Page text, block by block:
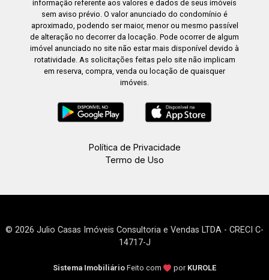
informação referente aos valores e dados de seus imóveis
sem aviso prévio. O valor anunciado do condomínio é
aproximado, podendo ser maior, menor ou mesmo passível
de alteração no decorrer da locação. Pode ocorrer de algum
imóvel anunciado no site não estar mais disponível devido à
rotatividade. As solicitações feitas pelo site não implicam
em reserva, compra, venda ou locação de quaisquer
imóveis.
Política de Privacidade
Termo de Uso
© 2026 Julio Casas Imóveis Consultoria e Vendas LTDA - CRECI C-
14717-J
Sistema Imobiliário Feito com por KUROLE